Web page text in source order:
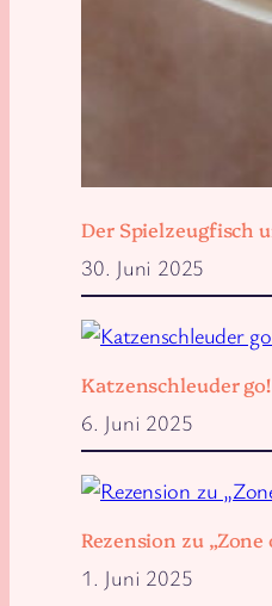
Der Spielzeugfisch
30. Juni 2025
Katzenschleuder
6. Juni 2025
Rezension zu
1. Juni 2025